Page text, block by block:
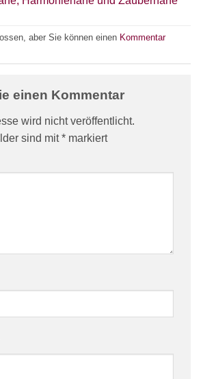
aber Sie können einen Kommentar
einen Kommentar
wird nicht veröffentlicht.
sind mit* markiert